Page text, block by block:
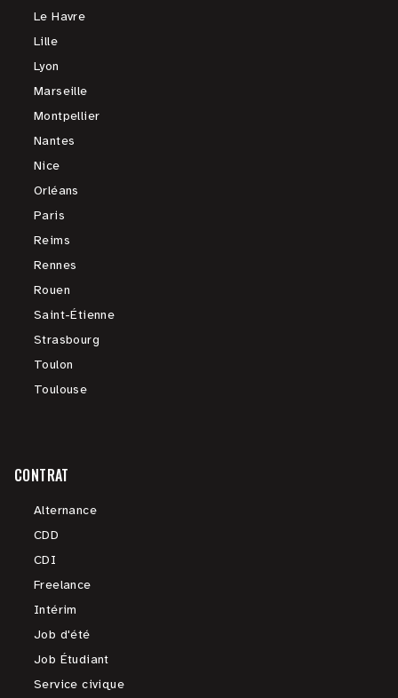
Le Havre
Lille
Lyon
Marseille
Montpellier
Nantes
Nice
Orléans
Paris
Reims
Rennes
Rouen
Saint-Étienne
Strasbourg
Toulon
Toulouse
CONTRAT
Alternance
CDD
CDI
Freelance
Intérim
Job d'été
Job Étudiant
Service civique